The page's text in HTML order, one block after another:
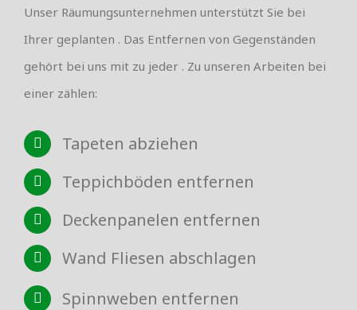
Unser Räumungsunternehmen unterstützt Sie bei
Ihrer geplanten . Das Entfernen von Gegenständen
gehört bei uns mit zu jeder . Zu unseren Arbeiten bei
einer zählen:
Tapeten abziehen
Teppichböden entfernen
Deckenpanelen entfernen
Wand Fliesen abschlagen
Spinnweben entfernen